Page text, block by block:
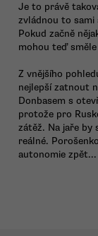
Je to právě
zvládnou to sami
Pokud začně
mohou teď
Z vnějšího
nejlepší zatnout
Donbasem s
protože pro
zátěž. Na jaře by
reálné.
autonomie zpět...